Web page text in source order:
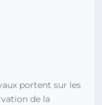
portent sur les
de la